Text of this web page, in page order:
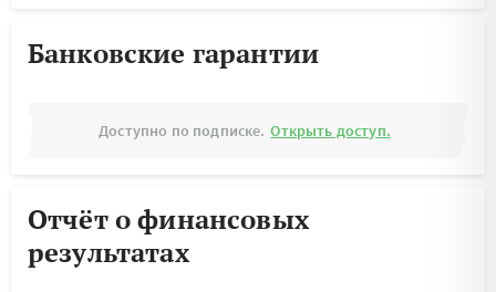
Банковские гарантии
Доступно по подписке. Открыть доступ.
Отчёт о финансовых
результатах